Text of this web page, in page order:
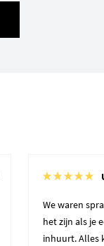
We waren
het zijn als je
inhuurt. Alles